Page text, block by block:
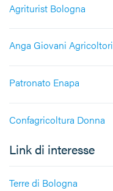
Agriturist Bologna
Anga Giovani Agricoltori
Patronato Enapa
Confagricoltura Donna
Link di interesse
Terre di Bologna